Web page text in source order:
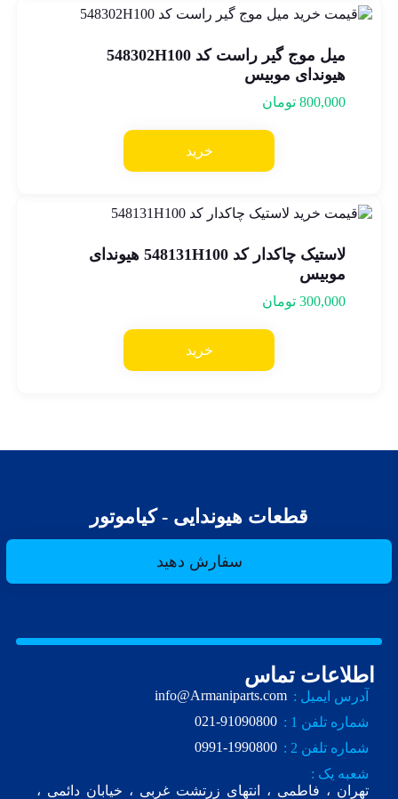
میل موج گیر راست کد 548302H100
هیوندای موبیس
800,000 تومان
خرید
لاستیک چاکدار کد 548131H100 هیوندای
موبیس
300,000 تومان
خرید
قطعات هیوندایی - کیاموتور
سفارش دهید
اطلاعات تماس
آدرس ایمیل : info@Armaniparts.com
شماره تلفن 1 :
021-91090800
شماره تلفن 2 :
0991-1990800
شعبه یک :
تهران ، فاطمی ، انتهای زرتشت غربی ، خیابان دائمی ،